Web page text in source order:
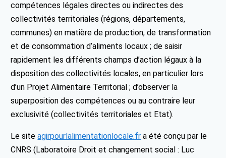
compétences légales directes ou indirectes des
collectivités territoriales (régions, départements,
communes) en matière de production, de transformation
et de consommation d’aliments locaux ; de saisir
rapidement les différents champs d’action légaux à la
disposition des collectivités locales, en particulier lors
d’un Projet Alimentaire Territorial ; d’observer la
superposition des compétences ou au contraire leur
exclusivité (collectivités territoriales et Etat).
Le siteagirpourlalimentationlocale.fr a été conçu par le
CNRS (Laboratoire Droit et changement social : Luc